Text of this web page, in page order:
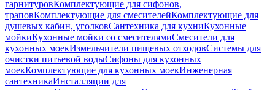
гарнитуровКомплектующие для сифонов,
траповКомплектующие для смесителейКомплектующие для
душевых кабин, уголковСантехника для кухниКухонные
мойкиКухонные мойки со смесителямиСмесители для
кухонных моекИзмельчители пищевых отходовСистемы для
очистки питьевой водыСифоны для кухонных
моекКомплектующие для кухонных моекИнженерная
сантехникаИнсталляции для